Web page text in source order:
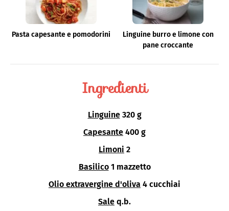
Pasta capesante e pomodorini
Linguine burro e limone con
pane croccante
Ingredienti
Linguine 320 g
Capesante 400 g
Limoni 2
Basilico 1 mazzetto
Olio extravergine d'oliva 4 cucchiai
Sale q.b.